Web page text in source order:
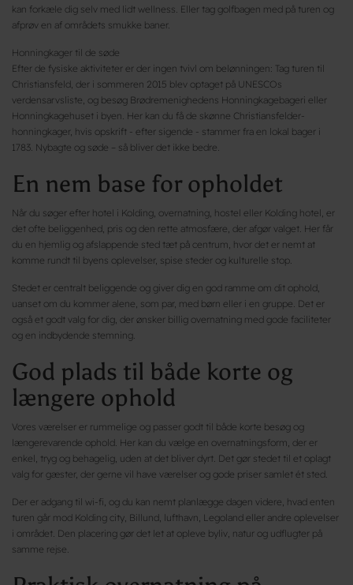
kan forkæle dig selv med lidt wellness. Eller tag golfbagen med på turen og
afprøv en af områdets smukke baner.
Honningkager til de søde
Efter de fysiske aktiviteter er der ingen tvivl om belønningen: Tag turen til
Christiansfeld, der i sommeren 2015 blev optaget på UNESCOs
verdensarvsliste, og besøg Brødremenighedens Honningkagebageri eller
Honningkagehuset i byen. Her kan du få de skønne Christiansfelder-
honningkager, hvis opskrift - efter sigende - stammer fra en lokal bager i
1783. Nybagte og søde – så bliver det ikke bedre.
En nem base for opholdet
Når du søger efter hotel i Kolding, overnatning, hostel eller Kolding hotel, er
det ofte beliggenhed, pris og den rette atmosfære, der afgør valget. Her får
du en hjemlig og afslappende sted tæt på centrum, hvor det er nemt at
komme rundt til byens oplevelser, spise steder og kulturelle stop.
Stedet er centralt beliggende og giver dig en god ramme om dit ophold,
uanset om du kommer alene, som par, med børn eller i en gruppe. Det er
også et godt valg for dig, der ønsker billig overnatning med gode faciliteter
og en indbydende stemning.
God plads til både korte og
længere ophold
Vores værelser er rummelige og passer godt til både korte besøg og
længerevarende ophold. Her kan du vælge en overnatningsform, der er
enkel, tryg og behagelig, uden at det bliver dyrt. Det gør stedet til et oplagt
valg for gæster, der gerne vil have værelser og gode priser samlet ét sted.
Der er adgang til wi-fi, og du kan nemt planlægge dagen videre, hvad enten
turen går mod Kolding city, Billund, lufthavn, Legoland eller andre oplevelser
i området. Den placering gør det let at opleve byliv, natur og udflugter på
samme rejse.